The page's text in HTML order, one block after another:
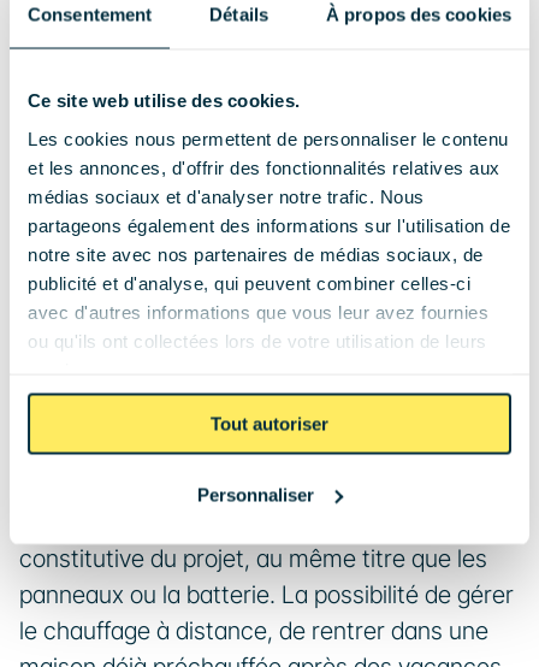
Consentement Détails À propos des cookies
Ce site web utilise des cookies.
Les cookies nous permettent de personnaliser le contenu
et les annonces, d'offrir des fonctionnalités relatives aux
médias sociaux et d'analyser notre trafic. Nous
partageons également des informations sur l'utilisation de
notre site avec nos partenaires de médias sociaux, de
publicité et d'analyse, qui peuvent combiner celles-ci
avec d'autres informations que vous leur avez fournies
ou qu'ils ont collectées lors de votre utilisation de leurs
Tout autoriser
Personnaliser
RESERVA stocke le surplus pour le restituer en
soirée, la borne Hager se déclenche aux
recharger les véhicules électriques, et
l'ensemble est visible, contrôlable et
optimisable en temps réel depuis les
applications Fronius.
« Tout un système connecté de bout en bout à travers
des applications, un suivi et un vrai bonheur pour
l'usage au quotidien. »
Pour quelqu'un qui travaille dans l'informatique
et qui a adopté la voiture électrique dès ses
débuts, cette dimension de pilotage intelligent
constitutive du projet, au même titre que les
panneaux ou la batterie. La possibilité de gérer
le chauffage à distance, de rentrer dans une